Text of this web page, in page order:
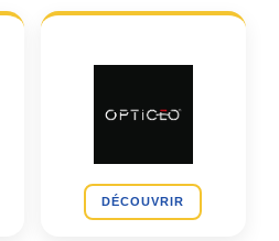
DÉCOUVRIR